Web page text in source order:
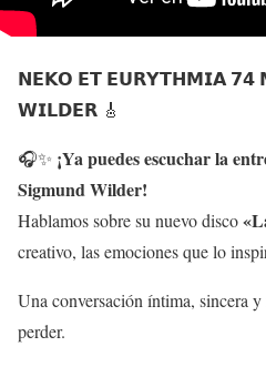
𝗡𝗘𝗞𝗢 𝗘𝗧 𝗘𝗨𝗥𝗬𝗧𝗛𝗠𝗜𝗔
𝗪𝗜𝗟𝗗𝗘𝗥 🎸
🎧✨ ¡Ya puedes escuchar la
Sigmund Wilder!
Hablamos sobre su nuevo disco
creativo, las emociones que lo
Una conversación íntima, sincera
perder.